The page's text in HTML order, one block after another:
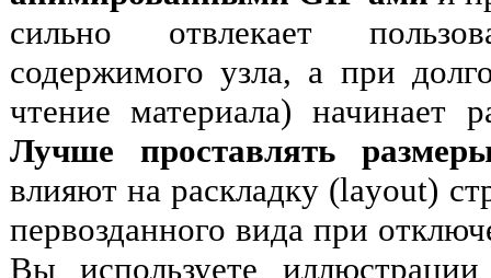
сильно отвлекает
содержимого узла, а при
чтение материала) начинает
Лучше проставлять
влияют на раскладку (layout)
первозданного вида при
Вы используете